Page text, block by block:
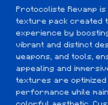
Protocoliste Revamp
texture pack created
experience by
vibrant and distinct
weapons, and tools,
appealing and
textures are
performance while